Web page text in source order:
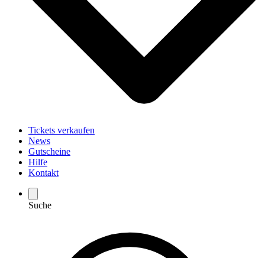
Tickets verkaufen
News
Gutscheine
Hilfe
Kontakt
Suche